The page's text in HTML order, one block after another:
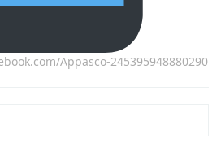
Appasco-245395948880290